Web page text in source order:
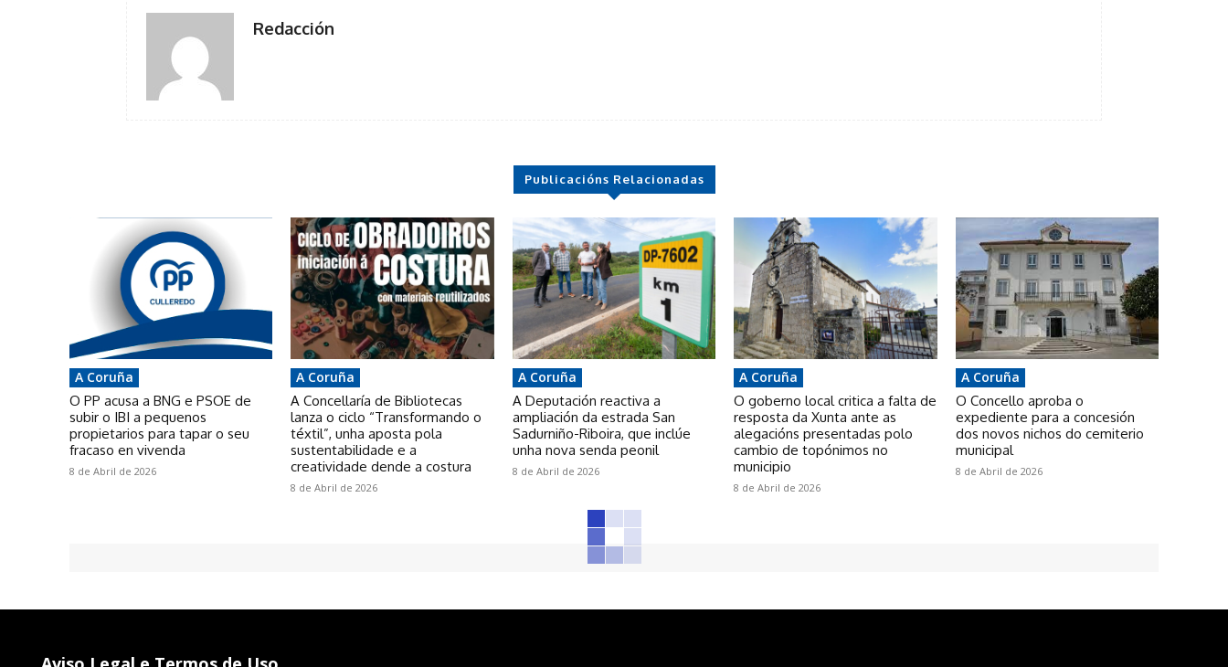
Redacción
Publicacións Relacionadas
A Coruña
O PP acusa a BNG e PSOE de
subir o IBI a pequenos
propietarios para tapar o seu
fracaso en vivenda
8 de Abril de 2026
A Coruña
A Concellaría de Bibliotecas
lanza o ciclo “Transformando o
téxtil”, unha aposta pola
sustentabilidade e a
creatividade dende a costura
8 de Abril de 2026
A Coruña
A Deputación reactiva a
ampliación da estrada San
Sadurniño-Riboira, que inclúe
unha nova senda peonil
8 de Abril de 2026
A Coruña
O goberno local critica a falta de
resposta da Xunta ante as
alegacións presentadas polo
cambio de topónimos no
municipio
8 de Abril de 2026
A Coruña
O Concello aproba o
expediente para a concesión
dos novos nichos do cemiterio
municipal
8 de Abril de 2026